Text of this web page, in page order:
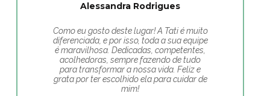
Alessandra Rodrigues
Como eu gosto deste lugar! A Tati é muito
diferenciada, e por isso, toda a sua equipe
é maravilhosa. Dedicadas, competentes,
acolhedoras, sempre fazendo de tudo
para transformar a nossa vida. Feliz e
grata por ter escolhido ela para cuidar de
mim!